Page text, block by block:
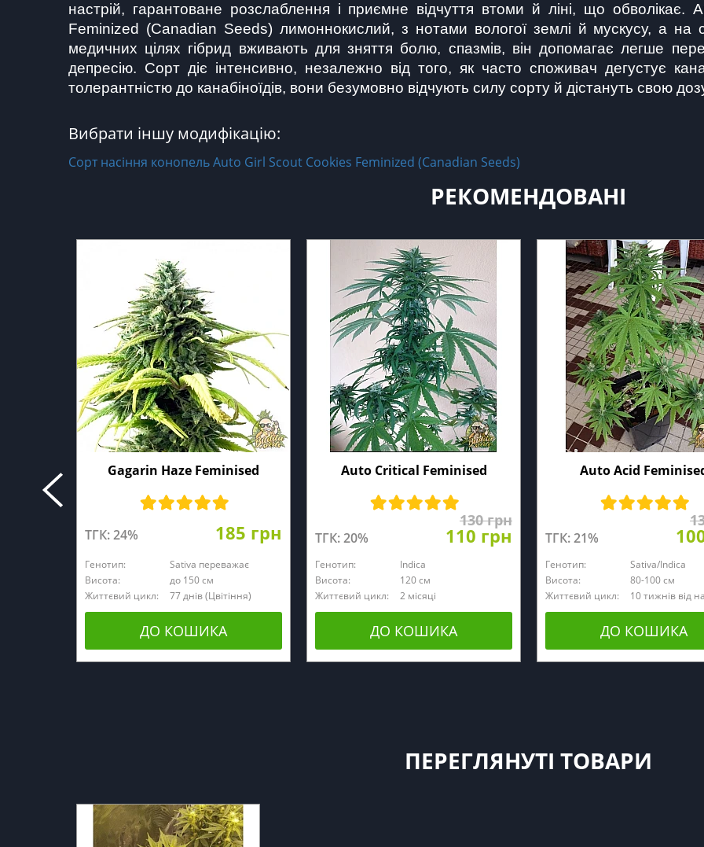
настрій, гарантоване розслаблення і приємне відчуття втоми й ліні, що
Feminized (Canadian Seeds) лимоннокислий, з нотами вологої землі й мускусу, а на
медичних цілях гібрид вживають для зняття болю, спазмів, він допомагає легше
депресію. Сорт діє інтенсивно, незалежно від того, як часто споживач дегустує
толерантністю до канабіноїдів, вони безумовно відчують силу сорту й дістануть свою
Вибрати іншу модифікацію:
Сорт насіння конопель Auto Girl Scout Cookies Feminized (Canadian Seeds)
РЕКОМЕНДОВАНІ
Gagarin Haze Feminised
ТГК: 24% 185 грн
Генотип:
Sativa переважає
Висота:
до 150 см
Життєвий цикл:
77 днів (Цвітіння)
ДО КОШИКА
Auto Critical Feminised
ТГК: 20%
130 грн
110 грн
Генотип:
Indica
Висота:
120 см
Життєвий цикл:
2 місяці
ДО КОШИКА
Auto Acid
ТГК: 21%
Генотип:
Sativa/Indica
Висота:
80-100 см
Життєвий цикл:
10 тижнів від
ДО КОШИКА
ПЕРЕГЛЯНУТІ ТОВАРИ